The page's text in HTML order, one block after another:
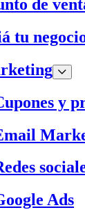
de
tu
y
Ads